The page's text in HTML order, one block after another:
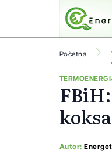
Početna
koksa
Autor: